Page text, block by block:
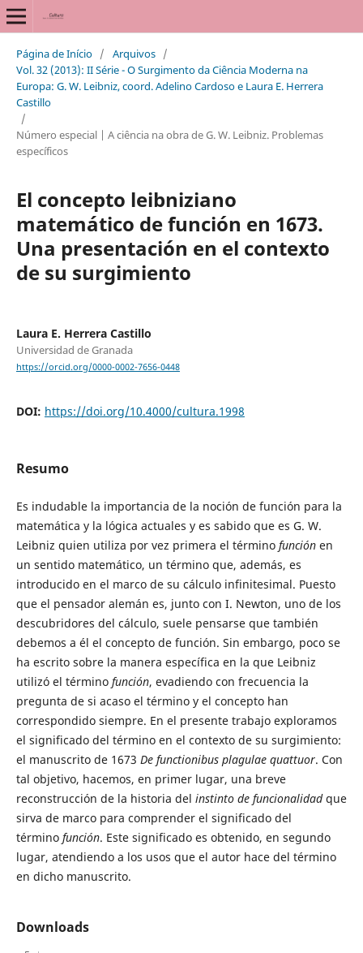
Página de Início / Arquivos /
Vol. 32 (2013): II Série - O Surgimento da Ciência Moderna na
Europa: G. W. Leibniz, coord. Adelino Cardoso e Laura E. Herrera
Castillo
/
Número especial | A ciência na obra de G. W. Leibniz. Problemas
específicos
El concepto leibniziano
matemático de función en 1673.
Una presentación en el contexto
de su surgimiento
Laura E. Herrera Castillo
Universidad de Granada
https://orcid.org/0000-0002-7656-0448
DOI: https://doi.org/10.4000/cultura.1998
Resumo
Es indudable la importancia de la noción de función para la
matemática y la lógica actuales y es sabido que es G. W.
Leibniz quien utiliza por vez primera el término funciónen
un sentido matemático, un término que, además, es
introducido en el marco de su cálculo infinitesimal. Puesto
que el pensador alemán es, junto con I. Newton, uno de los
descubri­dores del cálculo, suele pensarse que también
debemos a él el concepto de función. Sin embargo, poco se
ha escrito sobre la manera específica en la que Leibniz
utilizó el término función, evadiendo con frecuencia la
pregunta de si acaso el término y el concepto han
correspondido siempre. En el presente trabajo exploramos
el significado del término en el contexto de su surgimiento:
el manuscrito de 1673 De functionibus plagulae quattuor. Con
tal objetivo, hacemos, en primer lugar, una breve
reconstrucción de la historia del instinto de funcionalidadque
sirva de marco para comprender el significado del
término función. Este significado es obtenido, en segundo
lugar, atendiendo a los usos que el autor hace del término
en dicho manuscrito.
Downloads